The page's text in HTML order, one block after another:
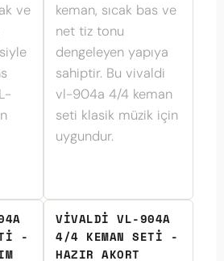
ve
keman, sıcak bas ve
net tiz tonu
dengeleyen yapıya
sahiptir. Bu vivaldi
vl-904a 4/4 keman
seti klasik müzik için
uygundur.
-
VIVALDI VL-904A
4/4 KEMAN SETI -
HAZIR AKORT